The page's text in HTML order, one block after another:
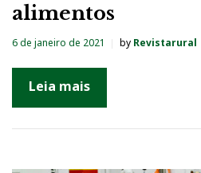
alimentos
6 de janeiro de 2021 by Revistarural
Leia mais